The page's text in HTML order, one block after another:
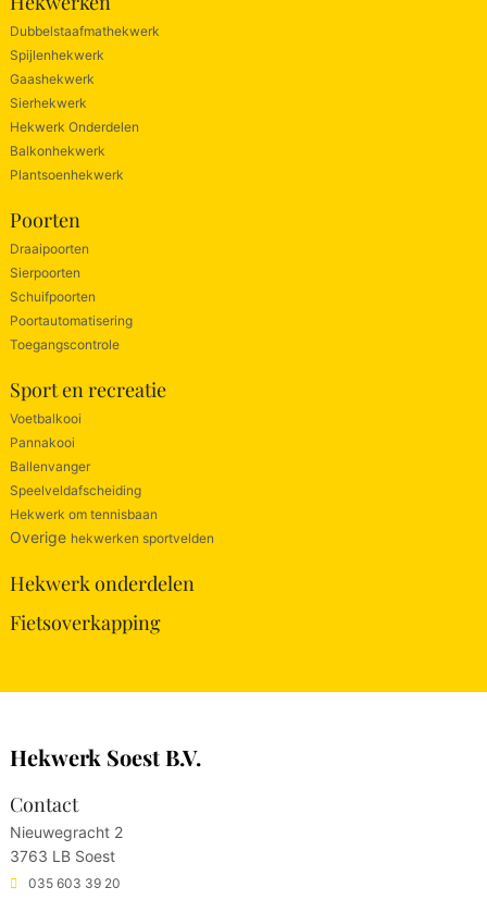
Dubbelstaafmathekwerk
Spijlenhekwerk
Gaashekwerk
Sierhekwerk
Hekwerk Onderdelen
Balkonhekwerk
Plantsoenhekwerk
Poorten
Draaipoorten
Sierpoorten
Schuifpoorten
Poortautomatisering
Toegangscontrole
Sport en recreatie
Voetbalkooi
Pannakooi
Ballenvanger
Speelveldafscheiding
Hekwerk om tennisbaan
Overige hekwerken sportvelden
Hekwerk onderdelen
Fietsoverkapping
Hekwerk Soest B.V.
Contact
Nieuwegracht 2
3763 LB Soest
035 603 39 20